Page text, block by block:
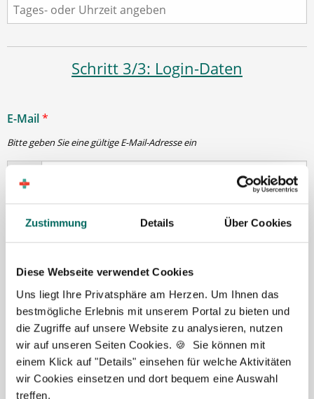
Zustimmung Details Über Cookies
Diese Webseite verwendet Cookies
Uns liegt Ihre Privatsphäre am Herzen. Um Ihnen das
bestmögliche Erlebnis mit unserem Portal zu bieten und
die Zugriffe auf unsere Website zu analysieren, nutzen
wir auf unseren Seiten Cookies. 🍪 Sie können mit
einem Klick auf "Details" einsehen für welche Aktivitäten
wir Cookies einsetzen und dort bequem eine Auswahl
treffen.
Schritt 3/3: Login-Daten
E-Mail*
Bitte geben Sie eine gültige E-Mail-Adresse ein
Ihre Angaben und Dokumente sind zu jeder Zeit
sicher. Niemand bis auf Sie und Ihre persönlichen
Betreuer haben Zugriff auf Ihre Daten.
Erst nach Ihrer Freigabezu einem konkreten
Stellenangebot leiten wir Ihre Daten an die von Ihnen
gewünschten Apotheken weiter.